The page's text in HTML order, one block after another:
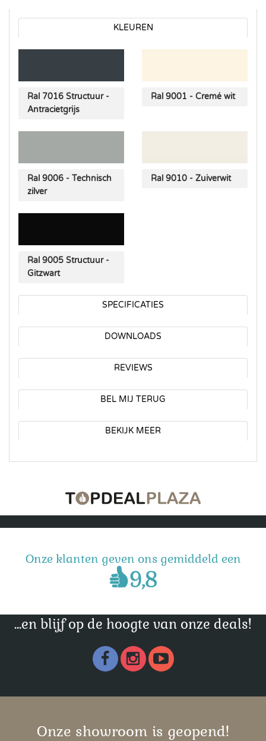
KLEUREN
Ral 7016 Structuur -
Antracietgrijs
Ral 9001 - Cremé wit
Ral 9006 - Technisch
zilver
Ral 9010 - Zuiverwit
Ral 9005 Structuur -
Gitzwart
SPECIFICATIES
DOWNLOADS
REVIEWS
BEL MIJ TERUG
BEKIJK MEER
Onze klanten geven ons gemiddeld een
...en blijf op de hoogte van onze deals!
Onze showroom is geopend!